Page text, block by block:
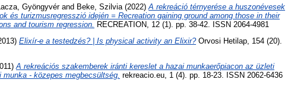
Gyöngyvérand Beke, Szilvia(2022)A rekreáció térnyerése a huszonévesek
és turizmusregresszió idején = Recreation gaining ground among those in their
and tourism regression. RECREATION, 12 (1). pp. 38-42. ISSN 2064-4981
Elixír-e a testedzés? | Is physical activity an Elixir?Orvosi Hetilap, 154 (20).
A rekreációs szakemberek iránti kereslet a hazai munkaerőpiacon az üzleti
- közepes megbecsültség. rekreacio.eu, 1 (4). pp. 18-23. ISSN 2062-6436